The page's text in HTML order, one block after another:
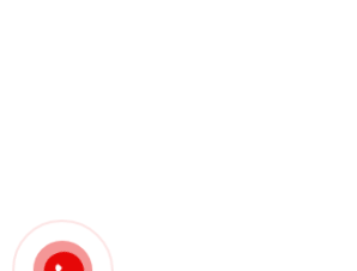
34 cm - Nặng 16.7 kg
Thương hiệu của:Việt Nam